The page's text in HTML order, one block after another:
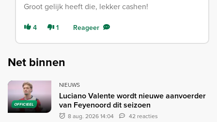
Groot gelijk heeft die, lekker cashen!
4 1 Reageer
Net binnen
OFFICIEEL
NIEUWS
Luciano Valente wordt nieuwe aanvoerder
van Feyenoord dit seizoen
8 aug. 2026 14:04 42 reacties